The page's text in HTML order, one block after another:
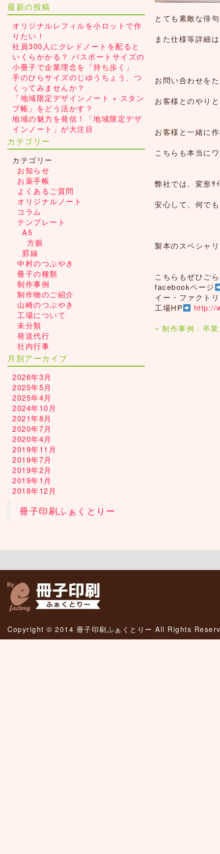
とても素敵な俳
また仕様等詳細
お問い合わせを
お客様とのやり
お客様と一緒に
こちらも本当に
弊社では、変形ｻ
安心して、何で
製本のスペシャ
こちらもぜひご
facebookページ
イー・ファクト
工場HP
http://
« 制作事例：卒
最新の投稿
オリジナルレフィルを小ロットで作
りたい！
社員300人にクレドノートを配ると
いくらかかる？ パスポートサイズの
小冊子で企業理念を「持ち歩く」
手のひらサイズのじゆうちょう、つ
くってみませんか？
「地域限定デザインノート × スタン
プ帳」をどう活かす？
地域の魅力を発信！「地域限定デザ
インノート」が大注目
カテゴリー
カテゴリー
お知らせ
お薬手帳
よくあるご質問
オリジナルノート
コラム
テンプレート
A5
方眼
罫線
中村のつぶやき
冊子の種類
制作事例
制作物のご紹介
山崎のつぶやき
工場について
未分類
発送代行
社内行事
月別アーカイブ
2026年3月
2025年5月
2025年4月
2024年10月
2021年8月
2020年7月
2020年4月
2019年11月
2019年7月
2019年2月
2019年1月
2018年12月
冊子印刷ふぁくとりー
Copyright © 2014 冊子印刷ふぁくとりー All Rights